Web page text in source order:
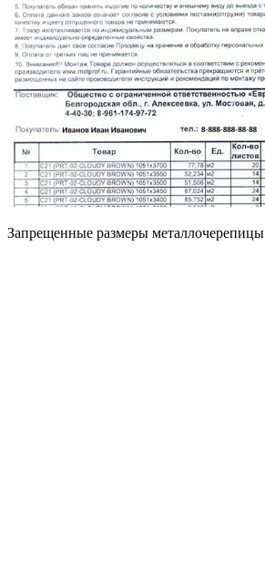
Запрещенные размеры металлочерепицы